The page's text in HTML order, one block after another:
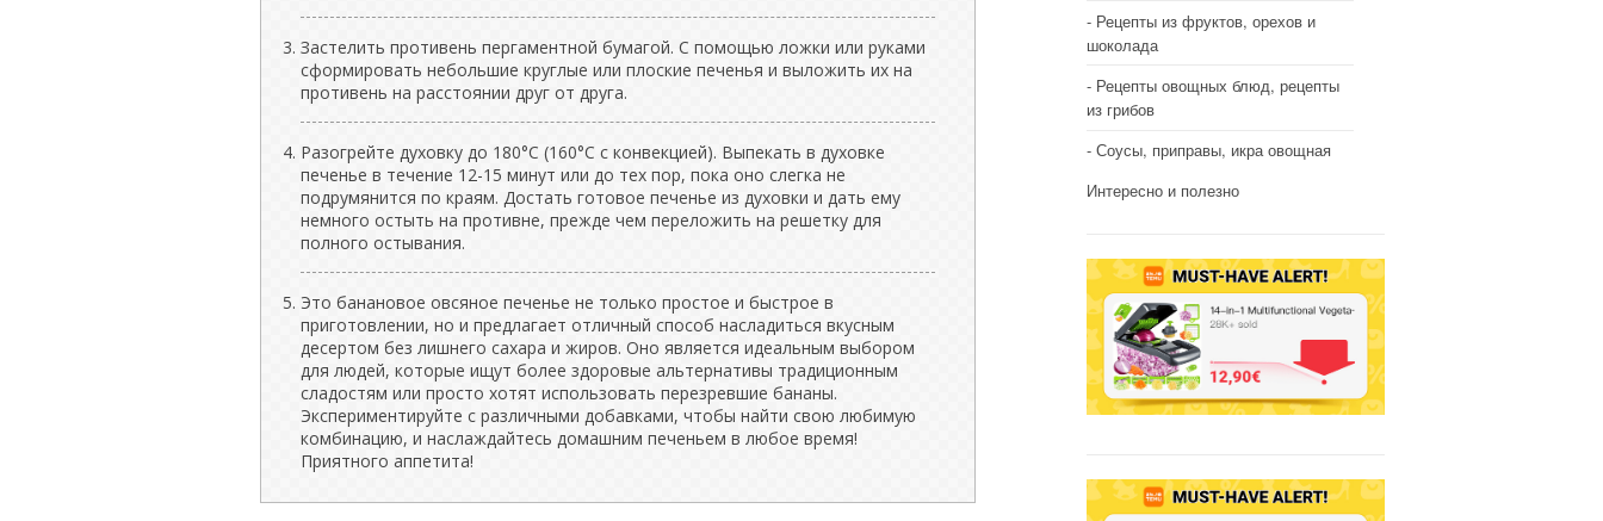
Застелить противень пергаментной бумагой. С помощью ложки или руками
сформировать небольшие круглые или плоские печенья и выложить их на
противень на расстоянии друг от друга.
Разогрейте духовку до 180°C (160°C с конвекцией). Выпекать в духовке
печенье в течение 12-15 минут или до тех пор, пока оно слегка не
подрумянится по краям. Достать готовое печенье из духовки и дать ему
немного остыть на противне, прежде чем переложить на решетку для
полного остывания.
Это банановое овсяное печенье не только простое и быстрое в
приготовлении, но и предлагает отличный способ насладиться вкусным
десертом без лишнего сахара и жиров. Оно является идеальным выбором
для людей, которые ищут более здоровые альтернативы традиционным
сладостям или просто хотят использовать перезревшие бананы.
Экспериментируйте с различными добавками, чтобы найти свою любимую
комбинацию, и наслаждайтесь домашним печеньем в любое время!
Приятного аппетита!
Рецепты из фруктов, орехов и
шоколада
Рецепты овощных блюд, рецепты
из грибов
Соусы, приправы, икра овощная
Интересно и полезно